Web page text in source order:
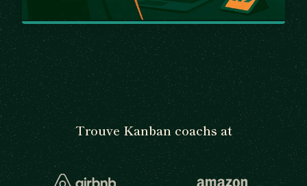
Trouve Kanban coachs at